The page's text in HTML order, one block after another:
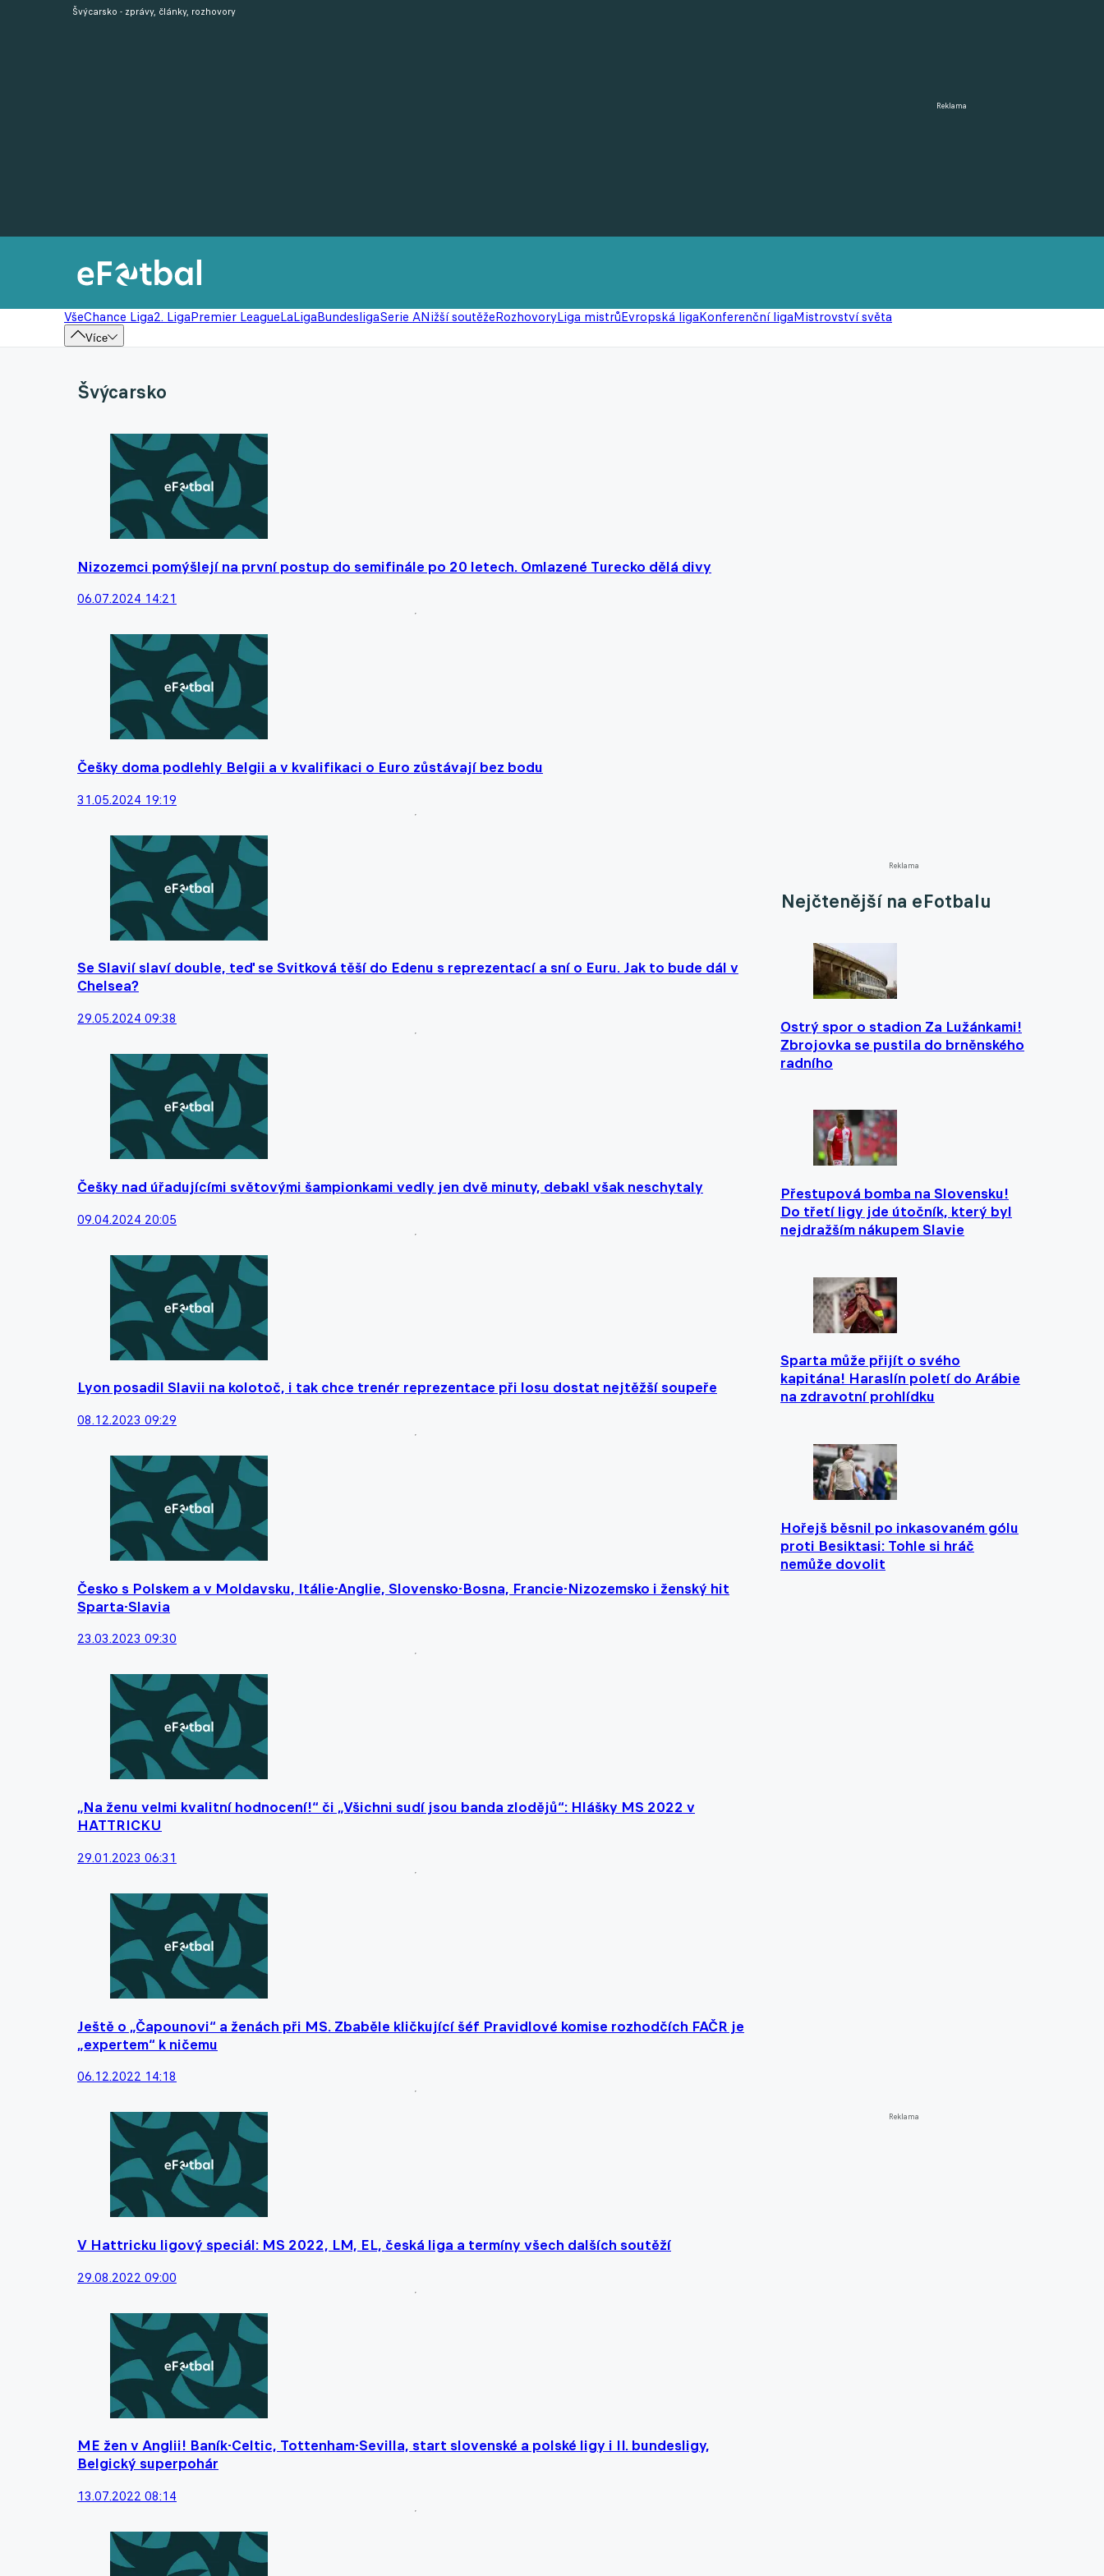
Reklama
VšeChance Liga2. LigaPremier LeagueLaLigaBundesligaSerie ANižší soutěžeRozhovoryLiga mistrůEvropská ligaKonferenční ligaMistrovství světa
Více
Švýcarsko - zprávy, články, rozhovory
Švýcarsko
Nizozemci pomýšlejí na první postup do semifinále po 20 letech. Omlazené Turecko dělá divy
06.07.2024 14:21
Češky doma podlehly Belgii a v kvalifikaci o Euro zůstávají bez bodu
31.05.2024 19:19
Se Slavií slaví double, teď se Svitková těší do Edenu s reprezentací a sní o Euru. Jak to bude dál v
Chelsea?
29.05.2024 09:38
Češky nad úřadujícími světovými šampionkami vedly jen dvě minuty, debakl však neschytaly
09.04.2024 20:05
Lyon posadil Slavii na kolotoč, i tak chce trenér reprezentace při losu dostat nejtěžší soupeře
08.12.2023 09:29
Česko s Polskem a v Moldavsku, Itálie-Anglie, Slovensko-Bosna, Francie-Nizozemsko i ženský hit
Sparta-Slavia
23.03.2023 09:30
„Na ženu velmi kvalitní hodnocení!“ či „Všichni sudí jsou banda zlodějů“: Hlášky MS 2022 v
HATTRICKU
29.01.2023 06:31
Ještě o „Čapounovi“ a ženách při MS. Zbaběle kličkující šéf Pravidlové komise rozhodčích FAČR je
„expertem“ k ničemu
06.12.2022 14:18
V Hattricku ligový speciál: MS 2022, LM, EL, česká liga a termíny všech dalších soutěží
29.08.2022 09:00
ME žen v Anglii! Baník-Celtic, Tottenham-Sevilla, start slovenské a polské ligy i II. bundesligy,
Belgický superpohár
13.07.2022 08:14
Reklama
Nejčtenější na eFotbalu
Ostrý spor o stadion Za Lužánkami!
Zbrojovka se pustila do brněnského
radního
Přestupová bomba na Slovensku!
Do třetí ligy jde útočník, který byl
nejdražším nákupem Slavie
Sparta může přijít o svého
kapitána! Haraslín poletí do Arábie
na zdravotní prohlídku
Hořejš běsnil po inkasovaném gólu
proti Besiktasi: Tohle si hráč
nemůže dovolit
Reklama